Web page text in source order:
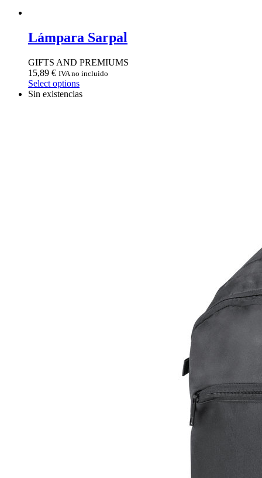
Lámpara Sarpal
GIFTS AND PREMIUMS
15,89 € IVA no incluido
Select options
Sin existencias